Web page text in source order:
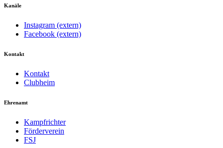
Kanäle
Instagram (extern)
Facebook (extern)
Kontakt
Kontakt
Clubheim
Ehrenamt
Kampfrichter
Förderverein
FSJ